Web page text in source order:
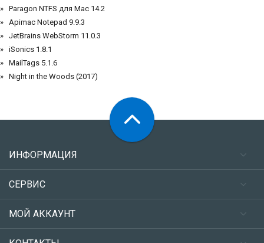
Paragon NTFS для Mac 14.2
Apimac Notepad 9.9.3
JetBrains WebStorm 11.0.3
iSonics 1.8.1
MailTags 5.1.6
Night in the Woods (2017)
ИНФОРМАЦИЯ
СЕРВИС
МОЙ АККАУНТ